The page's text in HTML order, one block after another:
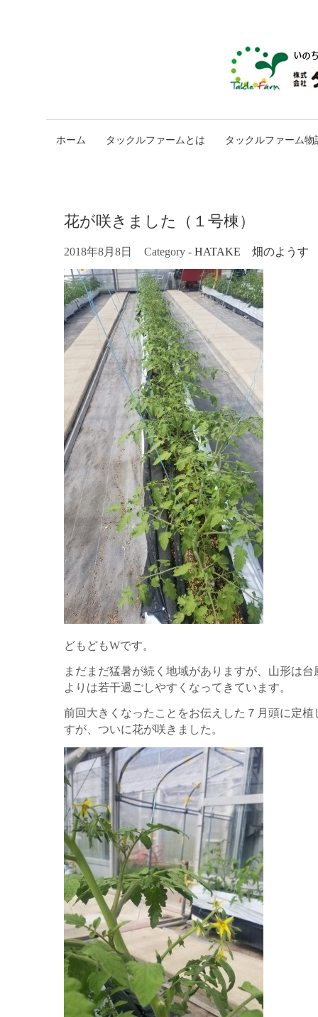
ホーム タックルファームとは タックルファーム物
花が咲きました（１号棟）
2018年8月8日 Category - HATAKE 畑のようす
どもどもWです。
まだまだ猛暑が続く地域がありますが、山形は
よりは若干過ごしやすくなってきています。
前回大きくなったことをお伝えした７月頭に定
すが、ついに花が咲きました。